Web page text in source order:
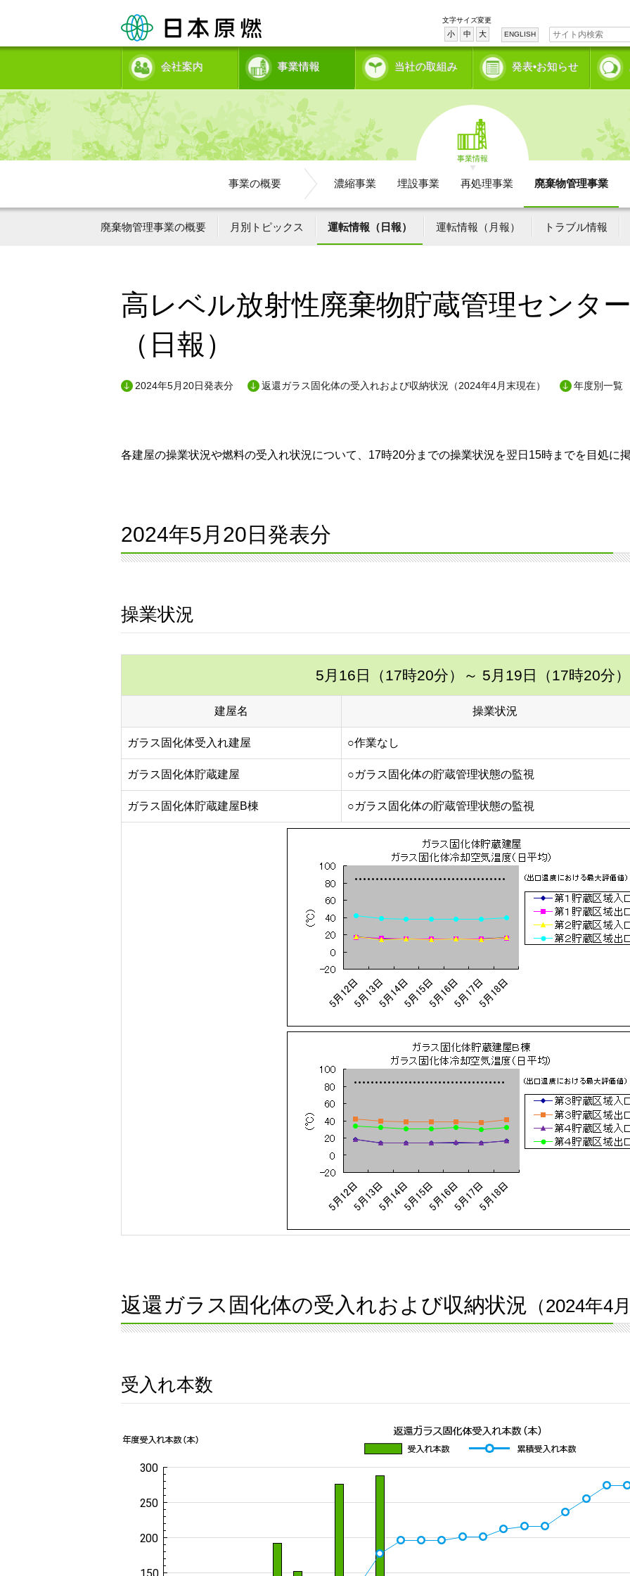
文字サイズ変更
小 中 大 ENGLISH
会社案内 事業情報 当社の取組み 発表•お知らせ
事業情報
事業の概要 濃縮事業 埋設事業 再処理事業 廃棄物管理事業
廃棄物管理事業の概要 月別トピックス 運転情報（日報） 運転情報（月報） トラブル情報
高レベル放射性廃棄物貯蔵管理センタ
（日報）
2024年5月20日発表分 返還ガラス固化体の受入れおよび収納状況（2024年4月末現在） 年度別一覧
各建屋の操業状況や燃料の受入れ状況について、17時20分までの操業状況を翌日15時までを目処に
2024年5月20日発表分
操業状況
5月16日（17時20分） ～ 5月19日（17時20分）
建屋名 操業状況
ガラス固化体受入れ建屋 ○作業なし
ガラス固化体貯蔵建屋 ○ガラス固化体の貯蔵管理状態の監視
ガラス固化体貯蔵建屋B棟 ○ガラス固化体の貯蔵管理状態の監視
返還ガラス固化体の受入れおよび収納状況 （2024年4
受入れ本数